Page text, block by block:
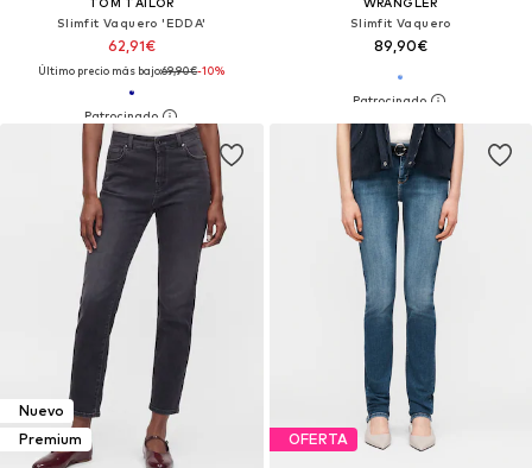
Slimfit Vaquero 'EDDA'
62,91€
Último precio más bajo:69,90€-10%
Slimfit Vaquero
89,90€
Nuevo
Premium
OFERTA